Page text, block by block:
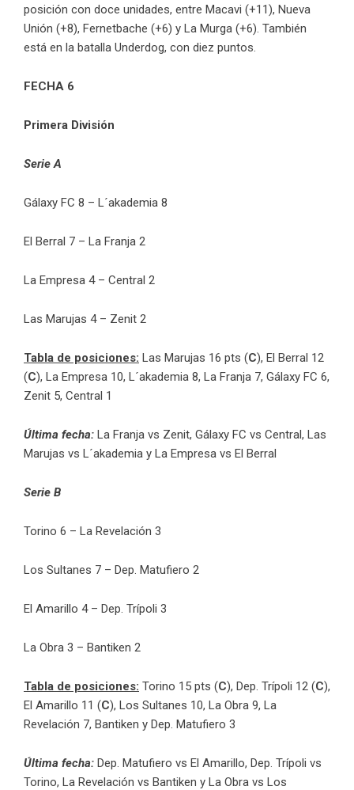
posición con doce unidades, entre Macavi (+11), Nueva
Unión (+8), Fernetbache (+6) y La Murga (+6). También
está en la batalla Underdog, con diez puntos.
FECHA 6
Primera División
Serie A
Gálaxy FC 8 – L´akademia 8
El Berral 7 – La Franja 2
La Empresa 4 – Central 2
Las Marujas 4 – Zenit 2
Tabla de posiciones: Las Marujas 16 pts (C), El Berral 12
(C), La Empresa 10, L´akademia 8, La Franja 7, Gálaxy FC 6,
Zenit 5, Central 1
Última fecha: La Franja vs Zenit, Gálaxy FC vs Central, Las
Marujas vs L´akademia y La Empresa vs El Berral
Serie B
Torino 6 – La Revelación 3
Los Sultanes 7 – Dep. Matufiero 2
El Amarillo 4 – Dep. Trípoli 3
La Obra 3 – Bantiken 2
Tabla de posiciones: Torino 15 pts (C), Dep. Trípoli 12 (C),
El Amarillo 11 (C), Los Sultanes 10, La Obra 9, La
Revelación 7, Bantiken y Dep. Matufiero 3
Última fecha: Dep. Matufiero vs El Amarillo, Dep. Trípoli vs
Torino, La Revelación vs Bantiken y La Obra vs Los